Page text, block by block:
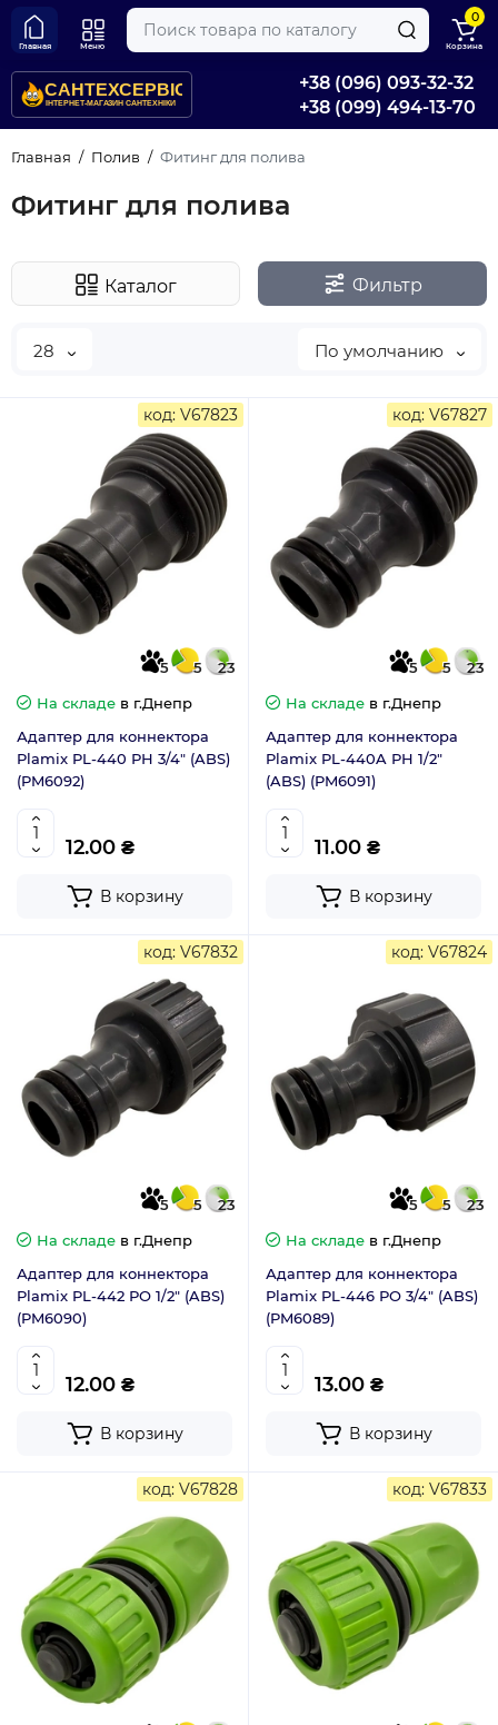
+38 (096) 093-32-32
+38 (099) 494-13-70
Главная Меню
0
Корзина
Главная Полив Фитинг для полива
Фитинг для полива
Каталог Фильтр
28 По умолчанию
код: V67823
5 5
23
На складе в г.Днепр
Адаптер для коннектора
Plamix PL-440 РН 3/4" (ABS)
(PM6092)
12.00 ₴
В корзину
код: V67827
5 5
23
На складе в г.Днепр
Адаптер для коннектора
Plamix PL-440A РН 1/2"
(ABS) (PM6091)
11.00 ₴
В корзину
код: V67832
5 5
23
На складе в г.Днепр
Адаптер для коннектора
Plamix PL-442 РО 1/2" (ABS)
(PM6090)
12.00 ₴
В корзину
код: V67824
5 5
23
На складе в г.Днепр
Адаптер для коннектора
Plamix PL-446 РО 3/4" (ABS)
(PM6089)
13.00 ₴
В корзину
код: V67828 код: V67833